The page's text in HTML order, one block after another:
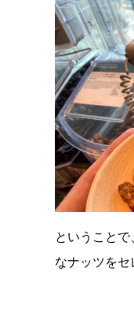
ということ
なナッツをセ